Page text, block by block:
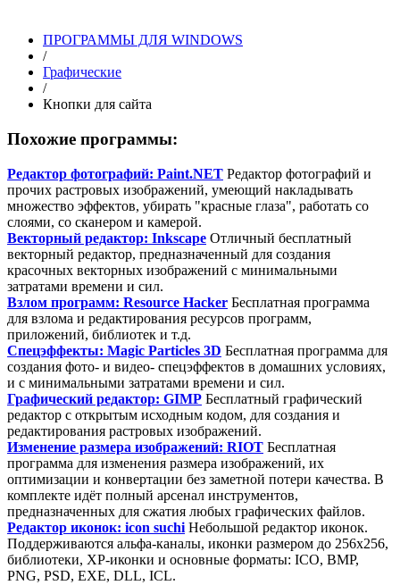
ПРОГРАММЫ ДЛЯ WINDOWS
/
Графические
/
Кнопки для сайта
Похожие программы:
Редактор фотографий: Paint.NET Редактор фотографий и
прочих растровых изображений, умеющий накладывать
множество эффектов, убирать "красные глаза", работать со
слоями, со сканером и камерой.
Векторный редактор: Inkscape Отличный бесплатный
векторный редактор, предназначенный для создания
красочных векторных изображений с минимальными
затратами времени и сил.
Взлом программ: Resource Hacker Бесплатная программа
для взлома и редактирования ресурсов программ,
приложений, библиотек и т.д.
Спецэффекты: Magic Particles 3D Бесплатная программа для
создания фото- и видео- спецэффектов в домашних условиях,
и с минимальными затратами времени и сил.
Графический редактор: GIMP Бесплатный графический
редактор с открытым исходным кодом, для создания и
редактирования растровых изображений.
Изменение размера изображений: RIOT Бесплатная
программа для изменения размера изображений, их
оптимизации и конвертации без заметной потери качества. В
комплекте идёт полный арсенал инструментов,
предназначенных для сжатия любых графических файлов.
Редактор иконок: icon suchi Небольшой редактор иконок.
Поддерживаются альфа-каналы, иконки размером до 256х256,
библиотеки, XP-иконки и основные форматы: ICO, BMP,
PNG, PSD, EXE, DLL, ICL.